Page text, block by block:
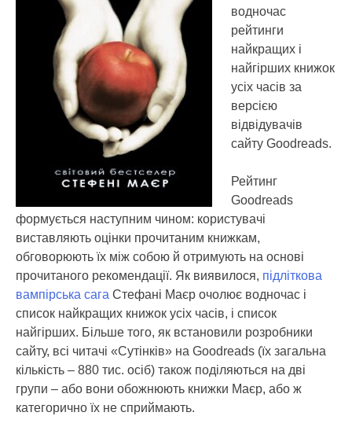
водночас
рейтинги
найкращих і
найгірших книжок
усіх часів за
версією
відвідувачів
сайту Goodreads.
Рейтинг
Goodreads
формується наступним чином: користувачі
виставляють оцінки прочитаним книжкам,
обговорюють їх між собою й отримують на основі
прочитаного рекомендації. Як виявилося, підліткова
вампірська сага Стефані Маєр очолює водночас і
список найкращих книжок усіх часів, і список
найгірших. Більше того, як встановили розробники
сайту, всі читачі «Сутінків» на Goodreads (їх загальна
кількість – 880 тис. осіб) також поділяються на дві
групи – або вони обожнюють книжки Маєр, або ж
категорично їх не сприймають.